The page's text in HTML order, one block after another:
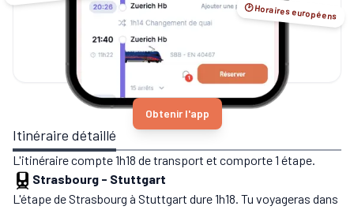
🕑 Horaires européens
Obtenir l'app
Itinéraire détaillé
L'itinéraire compte 1h18 de transport et comporte 1 étape.
Strasbourg - Stuttgart
L'étape de Strasbourg à Stuttgart dure 1h18. Tu voyageras dans